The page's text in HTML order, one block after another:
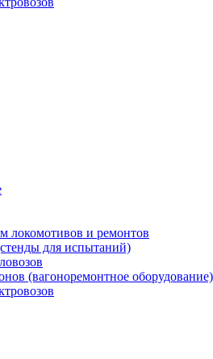
локомотивов и ремонтов
для испытаний)
(вагоноремонтное оборудование)